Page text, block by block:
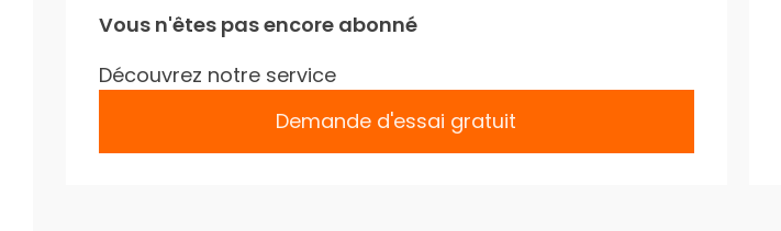
Vous n'êtes pas encore abonné
Découvrez notre service
Demande d'essai gratuit